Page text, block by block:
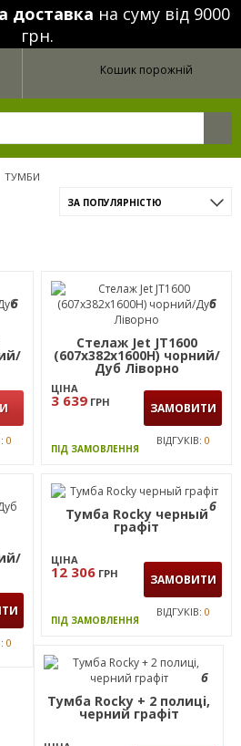
доставка на суму від 9000
грн.
Кошик порожній
ТУМБИ
ЗА ПОПУЛЯРНІСТЮ
6
0
6
Стелаж Jet JT1600
(607х382х1600Н) чорний/
Дуб Ліворно
ЦІНА
3 639 ГРН ЗАМОВИТИ
ПІД ЗАМОВЛЕННЯ
ВІДГУКІВ: 0
0
6
Тумба Rocky черный
графiт
ЦІНА
12 306 ГРН ЗАМОВИТИ
ПІД ЗАМОВЛЕННЯ
ВІДГУКІВ: 0
6
Тумба Rocky + 2 полицi,
черний графiт